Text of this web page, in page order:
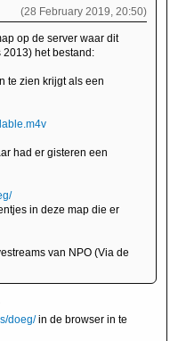
(28 February 2019, 20:50)
op de server waar dit
het bestand:
te zien krijgt als een
had er gisteren een
in deze map die er
van NPO (Via de
doeg/in de browser in te